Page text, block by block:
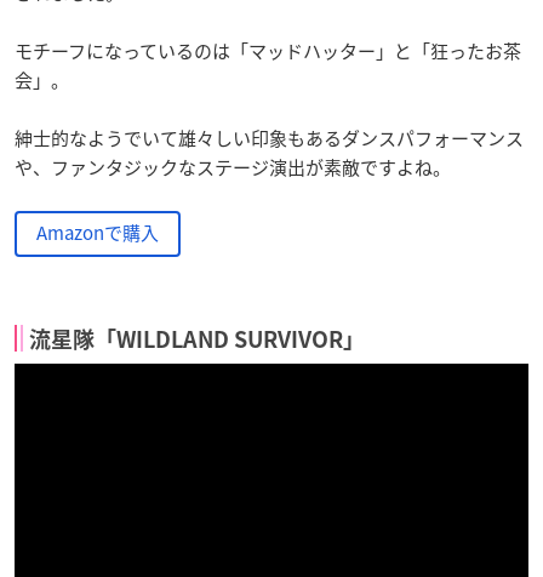
モチーフになっているのは「マッドハッター」と「狂ったお茶
会」。
紳士的なようでいて雄々しい印象もあるダンスパフォーマンス
や、ファンタジックなステージ演出が素敵ですよね。
Amazonで購入
流星隊「WILDLAND SURVIVOR」